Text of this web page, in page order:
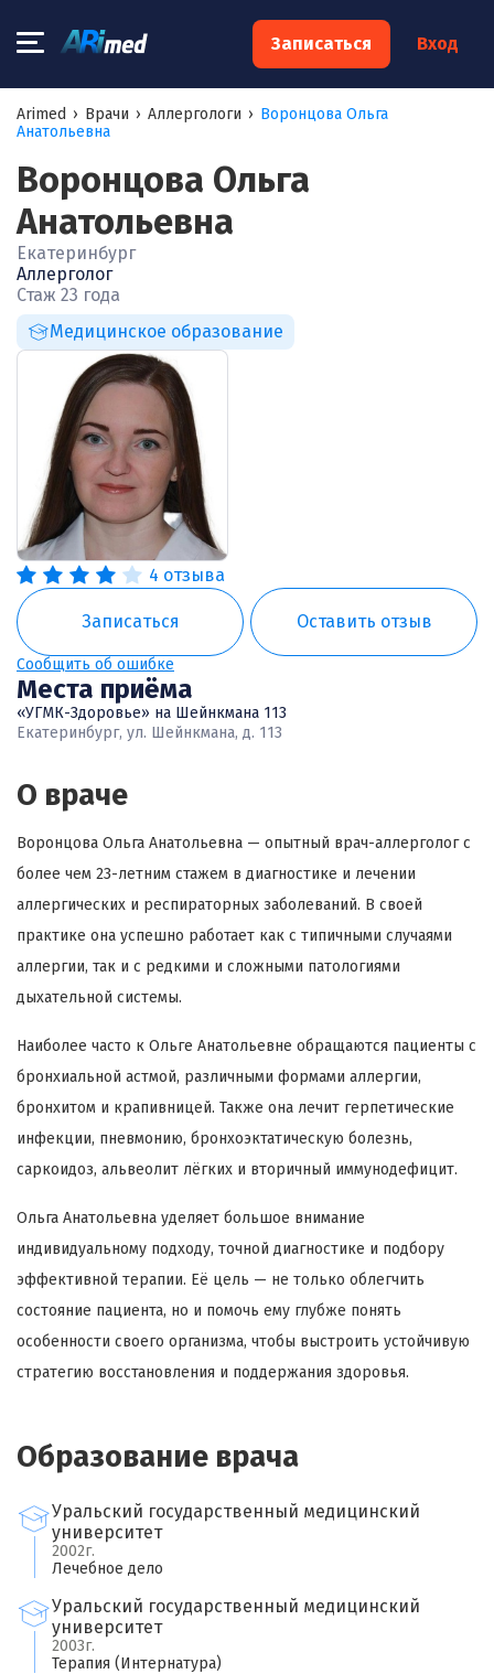
Записаться Вход
Arimed › Врачи › Аллергологи › Воронцова Ольга
Анатольевна
Медицинское образование
Воронцова Ольга
Анатольевна
Екатеринбург
Аллерголог
Стаж 23 года
4 отзыва
Записаться Оставить отзыв
Сообщить об ошибке
Места приёма
«УГМК-Здоровье» на Шейнкмана 113
Екатеринбург, ул. Шейнкмана, д. 113
О враче
Воронцова Ольга Анатольевна — опытный врач-аллерголог с
более чем 23-летним стажем в диагностике и лечении
аллергических и респираторных заболеваний. В своей
практике она успешно работает как с типичными случаями
аллергии, так и с редкими и сложными патологиями
дыхательной системы.
Наиболее часто к Ольге Анатольевне обращаются пациенты с
бронхиальной астмой, различными формами аллергии,
бронхитом и крапивницей. Также она лечит герпетические
инфекции, пневмонию, бронхоэктатическую болезнь,
саркоидоз, альвеолит лёгких и вторичный иммунодефицит.
Ольга Анатольевна уделяет большое внимание
индивидуальному подходу, точной диагностике и подбору
эффективной терапии. Её цель — не только облегчить
состояние пациента, но и помочь ему глубже понять
особенности своего организма, чтобы выстроить устойчивую
стратегию восстановления и поддержания здоровья.
Образование врача
Уральский государственный медицинский
университет
2002г.
Лечебное дело
Уральский государственный медицинский
университет
2003г.
Терапия (Интернатура)
×
Запишитесь на консультацию к
Ваше имя:*
Ваш телефон:*
Ваш e-mail:*
Я согласен на обработку моих персональных данных